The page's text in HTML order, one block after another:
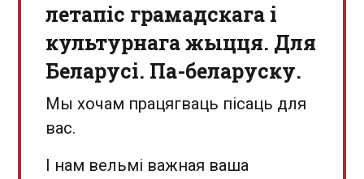
летапіс грамадскага і
культурнага жыцця. Для
Беларусі. Па-беларуску.
Мы хочам працягваць пісаць для
вас.
І нам вельмі важная ваша